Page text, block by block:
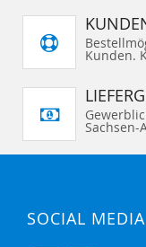
Kunden.
SOCIAL MEDIA